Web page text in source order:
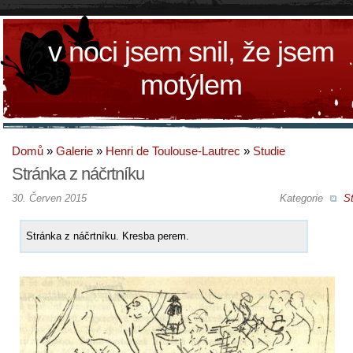
v noci jsem snil, že jsem
motýlem
Domů » Galerie » Henri de Toulouse-Lautrec » Studie
Stránka z náčrtníku
Kategorie
30. Červen 2015
Stránka z náčrtníku. Kresba perem.